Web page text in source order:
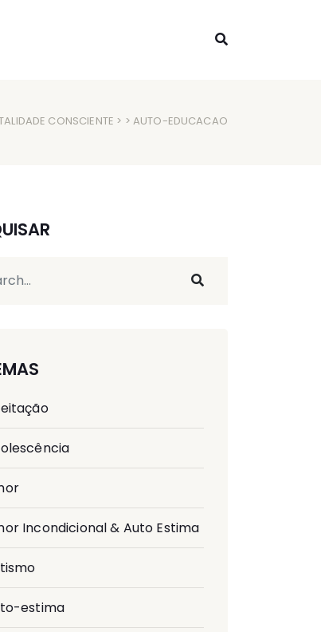
CONSCIENTE > > AUTO-EDUCACAO
Incondicional & Auto Estima
estima